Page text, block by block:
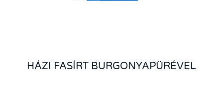
HÁZI FASÍRT BURGONYAPÜRÉVEL